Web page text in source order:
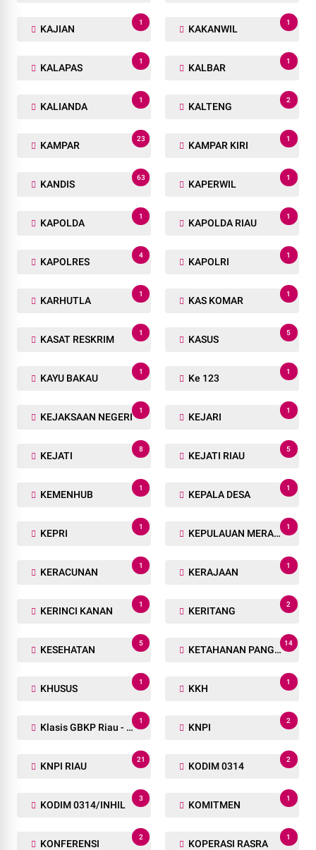
KAJIAN
1
KAKANWIL
1
KALAPAS
1
KALBAR
1
KALIANDA
1
KALTENG
2
KAMPAR
23
KAMPAR KIRI
1
KANDIS
63
KAPERWIL
1
KAPOLDA
1
KAPOLDA RIAU
1
KAPOLRES
4
KAPOLRI
1
KARHUTLA
1
KAS KOMAR
1
KASAT RESKRIM
1
KASUS
5
KAYU BAKAU
1
Ke 123
1
KEJAKSAAN NEGERI
1
KEJARI
1
KEJATI
8
KEJATI RIAU
5
KEMENHUB
1
KEPALA DESA
1
KEPRI
1
KEPULAUAN MERANTI
1
KERACUNAN
1
KERAJAAN
1
KERINCI KANAN
1
KERITANG
2
KESEHATAN
5
KETAHANAN PANGAN
14
KHUSUS
1
KKH
1
Klasis GBKP Riau - Sumbar.
1
KNPI
2
KNPI RIAU
21
KODIM 0314
2
KODIM 0314/INHIL
3
KOMITMEN
1
KONFERENSI
2
KOPERASI RASRA
1